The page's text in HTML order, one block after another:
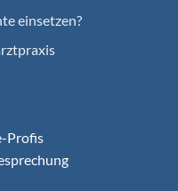
einsetzen?
Profis